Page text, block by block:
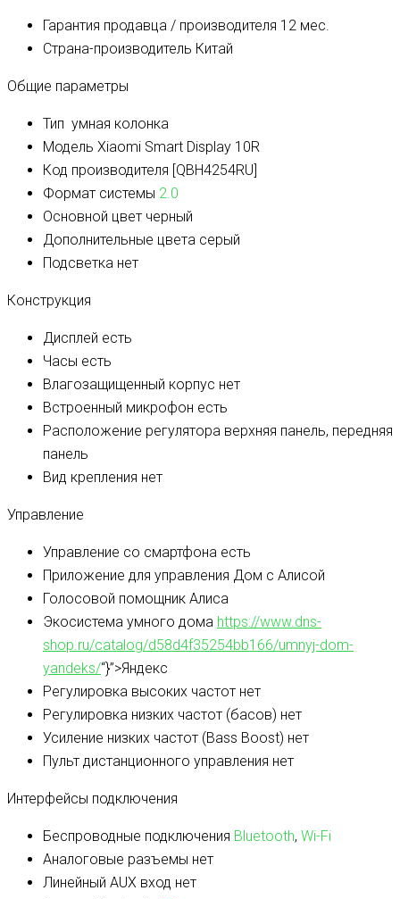
Гарантия продавца / производителя 12 мес.
Страна-производитель Китай
Общие параметры
Тип умная колонка
Модель Xiaomi Smart Display 10R
Код производителя [QBH4254RU]
Формат системы 2.0
Основной цвет черный
Дополнительные цвета серый
Подсветка нет
Конструкция
Дисплей есть
Часы есть
Влагозащищенный корпус нет
Встроенный микрофон есть
Расположение регулятора верхняя панель, передняя
панель
Вид крепления нет
Управление
Управление со смартфона есть
Приложение для управления Дом с Алисой
Голосовой помощник Алиса
Экосистема умного дома https://www.dns-
shop.ru/catalog/d58d4f35254bb166/umnyj-dom-
yandeks/“}”>Яндекс
Регулировка высоких частот нет
Регулировка низких частот (басов) нет
Усиление низких частот (Bass Boost) нет
Пульт дистанционного управления нет
Интерфейсы подключения
Беспроводные подключения Bluetooth, Wi-Fi
Аналоговые разъемы нет
Линейный AUX вход нет